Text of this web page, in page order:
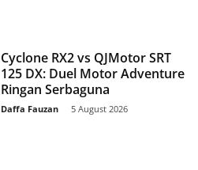
Cyclone RX2 vs QJMotor SRT
125 DX: Duel Motor Adventure
Ringan Serbaguna
Daffa Fauzan 5 August 2026